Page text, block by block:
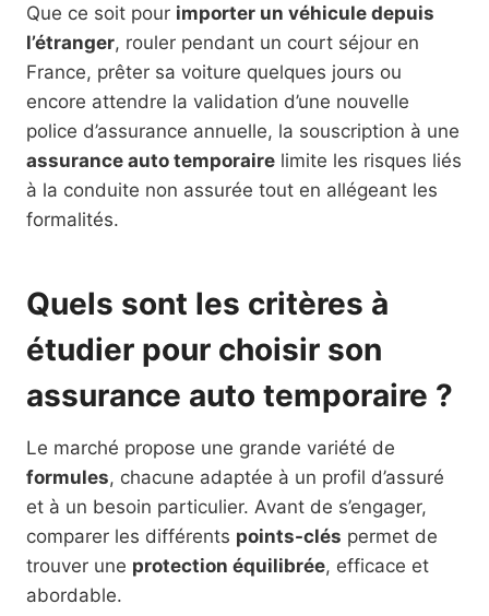
Que ce soit pour importer un véhicule depuis
l’étranger, rouler pendant un court séjour en
France, prêter sa voiture quelques jours ou
encore attendre la validation d’une nouvelle
police d’assurance annuelle, la souscription à une
assurance auto temporaire limite les risques liés
à la conduite non assurée tout en allégeant les
formalités.
Quels sont les critères à
étudier pour choisir son
assurance auto temporaire ?
Le marché propose une grande variété de
formules, chacune adaptée à un profil d’assuré
et à un besoin particulier. Avant de s’engager,
comparer les différents points-clés permet de
trouver une protection équilibrée, efficace et
abordable.